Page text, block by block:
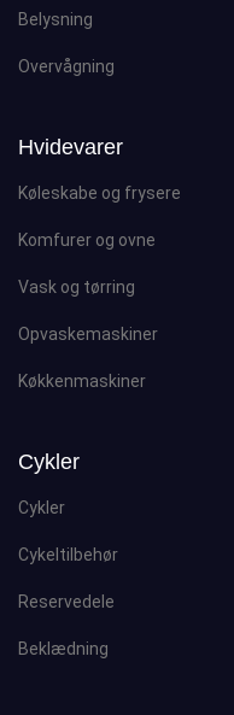
Belysning
Overvågning
Hvidevarer
Køleskabe og frysere
Komfurer og ovne
Vask og tørring
Opvaskemaskiner
Køkkenmaskiner
Cykler
Cykler
Cykeltilbehør
Reservedele
Beklædning